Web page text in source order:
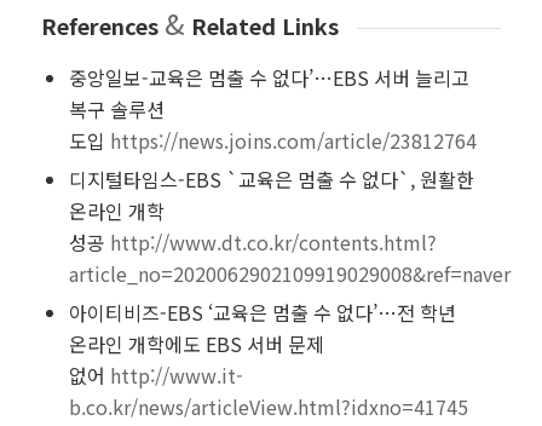
References & Related Links
중앙일보-교육은 멈출 수 없다’…EBS 서버 늘리고
복구 솔루션
도입 https://news.joins.com/article/23812764
디지털타임스-EBS `교육은 멈출 수 없다`, 원활한
온라인 개학
성공 http://www.dt.co.kr/contents.html?
article_no=2020062902109919029008&ref=naver
아이티비즈-EBS ‘교육은 멈출 수 없다’…전 학년
온라인 개학에도 EBS 서버 문제
없어 http://www.it-
b.co.kr/news/articleView.html?idxno=41745